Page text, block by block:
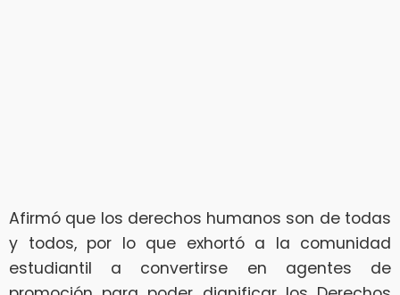
Afirmó que los derechos humanos son de todas
y todos, por lo que exhortó a la comunidad
estudiantil a convertirse en agentes de